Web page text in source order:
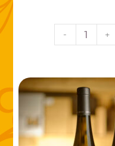
- +